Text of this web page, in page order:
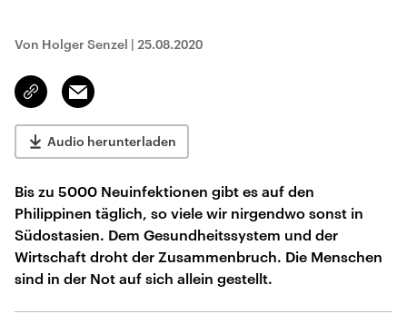
Von Holger Senzel | 25.08.2020
Link
kopieren/teilen
Email
Audio herunterladen
Bis zu 5000 Neuinfektionen gibt es auf den
Philippinen täglich, so viele wir nirgendwo sonst in
Südostasien. Dem Gesundheitssystem und der
Wirtschaft droht der Zusammenbruch. Die Menschen
sind in der Not auf sich allein gestellt.